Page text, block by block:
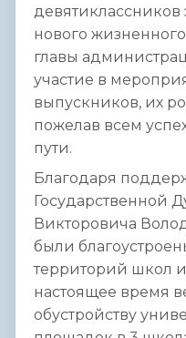
девятиклассников
нового жизненного
главы
участие в
выпускников, их
пожелав всем
пути.
Благодаря
Государственной
Викторовича
были
территорий школ и
настоящее время
обустройству